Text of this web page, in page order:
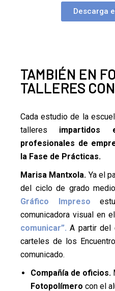
Descarga
TAMBIÉN EN
TALLERES
Cada estudio de la
talleres
profesionales de
la Fase de Prácticas.
Marisa Mantxola. Ya el
del ciclo de grado medio
Gráfico Impreso
comunicadora visual en
comunicar”. A partir del
carteles de los
comunicado.
Compañía de oficios.
Fotopolímero con el